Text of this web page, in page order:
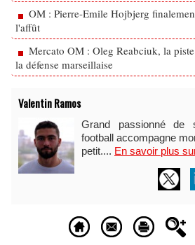
OM : Pierre-Emile Hojbjerg
l'affût
Mercato OM : Oleg Reabciuk, la
la défense marseillaise
Valentin Ramos
Grand passionné de
football accompagne
petit.... En savoir plus